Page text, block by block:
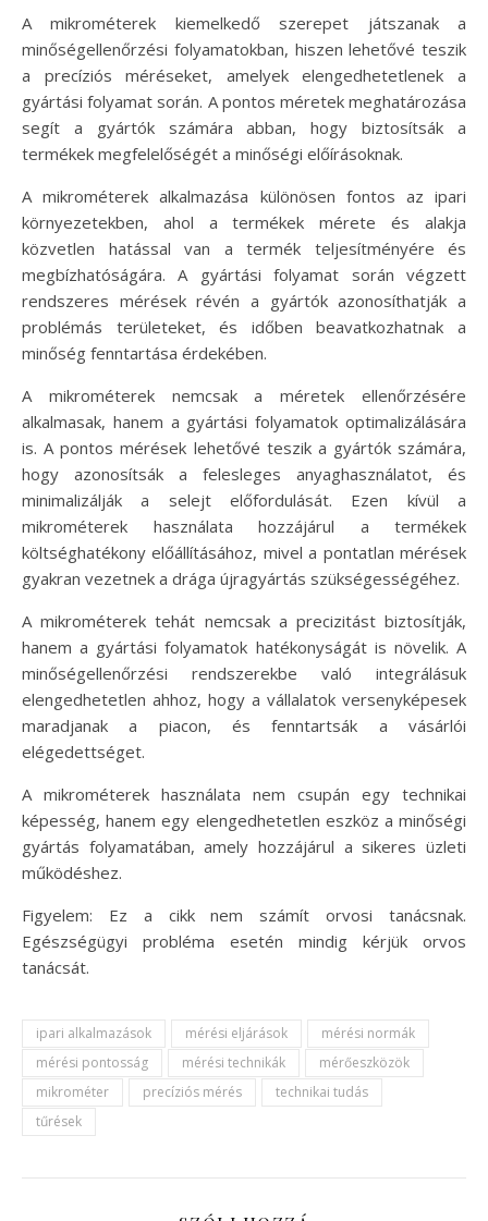
A mikrométerek kiemelkedő szerepet játszanak a
minőségellenőrzési folyamatokban, hiszen lehetővé teszik
a precíziós méréseket, amelyek elengedhetetlenek a
gyártási folyamat során. A pontos méretek meghatározása
segít a gyártók számára abban, hogy biztosítsák a
termékek megfelelőségét a minőségi előírásoknak.
A mikrométerek alkalmazása különösen fontos az ipari
környezetekben, ahol a termékek mérete és alakja
közvetlen hatással van a termék teljesítményére és
megbízhatóságára. A gyártási folyamat során végzett
rendszeres mérések révén a gyártók azonosíthatják a
problémás területeket, és időben beavatkozhatnak a
minőség fenntartása érdekében.
A mikrométerek nemcsak a méretek ellenőrzésére
alkalmasak, hanem a gyártási folyamatok optimalizálására
is. A pontos mérések lehetővé teszik a gyártók számára,
hogy azonosítsák a felesleges anyaghasználatot, és
minimalizálják a selejt előfordulását. Ezen kívül a
mikrométerek használata hozzájárul a termékek
költséghatékony előállításához, mivel a pontatlan mérések
gyakran vezetnek a drága újragyártás szükségességéhez.
A mikrométerek tehát nemcsak a precizitást biztosítják,
hanem a gyártási folyamatok hatékonyságát is növelik. A
minőségellenőrzési rendszerekbe való integrálásuk
elengedhetetlen ahhoz, hogy a vállalatok versenyképesek
maradjanak a piacon, és fenntartsák a vásárlói
elégedettséget.
A mikrométerek használata nem csupán egy technikai
képesség, hanem egy elengedhetetlen eszköz a minőségi
gyártás folyamatában, amely hozzájárul a sikeres üzleti
működéshez.
Figyelem: Ez a cikk nem számít orvosi tanácsnak.
Egészségügyi probléma esetén mindig kérjük orvos
tanácsát.
ipari alkalmazások mérési eljárások
mérési normák
mérési pontosság
mérési technikák
mérőeszközök
mikrométer
precíziós mérés
technikai tudás
tűrések